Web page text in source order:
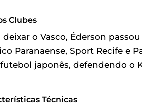
Clubes
deixar o Vasco, Éderson
Paranaense, Sport Recife e
japonês, defendendo o
Técnicas